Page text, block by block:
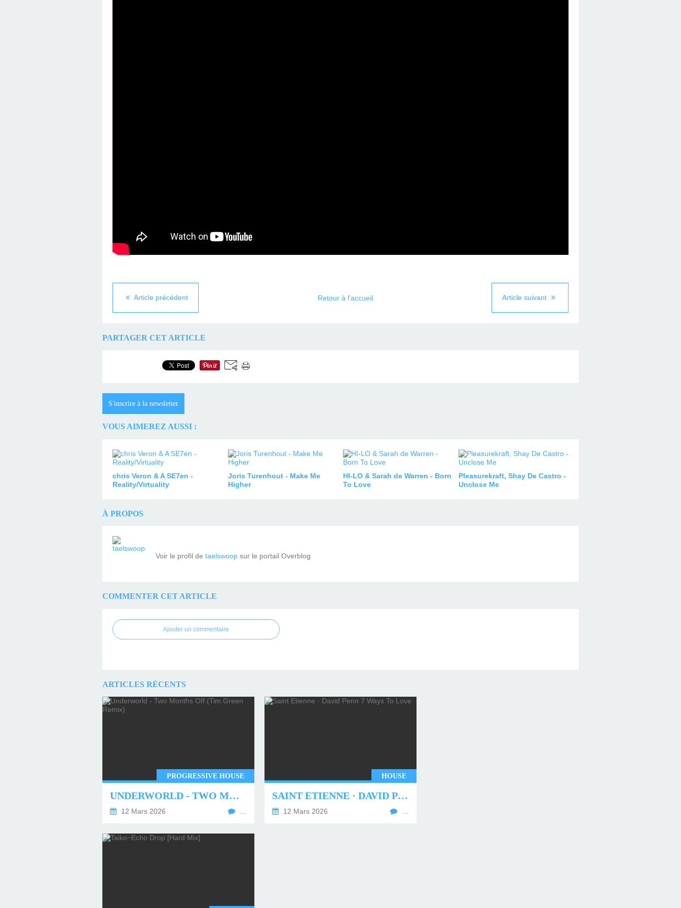
Article précédent Article suivant
Retour à l'accueil
PARTAGER CET ARTICLE
S'inscrire à la newsletter
VOUS AIMEREZ AUSSI :
chris Veron & A SE7en -
Reality/Virtuality
Joris Turenhout - Make Me
Higher
HI-LO & Sarah de Warren - Born
To Love
Pleasurekraft, Shay De Castro -
Unclose Me
À PROPOS
Voir le profil de taelswoop sur le portail Overblog
COMMENTER CET ARTICLE
Ajouter un commentaire
ARTICLES RÉCENTS
PROGRESSIVE HOUSE
UNDERWORLD - TWO MONTHS OFF (TIM GREEN REMIX)
12 Mars 2026
HOUSE
SAINT ETIENNE · DAVID PENN 7 WAYS TO LOVE
12 Mars 2026